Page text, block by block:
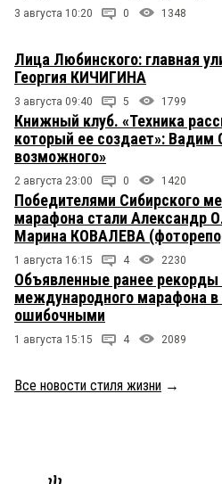
3 августа 10:20 0 1348
Лица Любинского: главная
Георгия КИЧИГИНА
3 августа 09:40 5 1799
Книжный клуб. «Техника
который ее создает»:
возможного»
2 августа 23:00 0 1420
Победителями Сибирского
марафона стали Александр
Марина КОВАЛЕВА
1 августа 16:15 4 2230
Объявленные ранее рекорды
международного марафона в
ошибочными
1 августа 15:15 4 2089
Все новости стиля жизни →